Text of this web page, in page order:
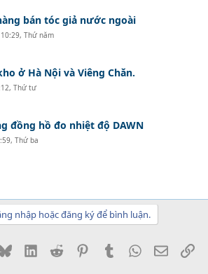
bán tóc giả nước ngoài
10:29, Thứ năm
ở Hà Nội và Viêng Chăn.
Thứ tư
đồng hồ đo nhiệt độ DAWN
Thứ ba
nhập hoặc đăng ký để bình luận.
BlueskyLinkedInReddit PinterestTumblrWhatsApp
Email